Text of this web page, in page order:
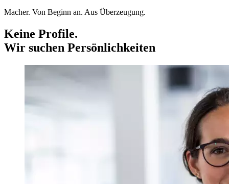
Macher. Von Beginn an. Aus Überzeugung.
Keine Profile.
Wir suchen Persönlichkeiten